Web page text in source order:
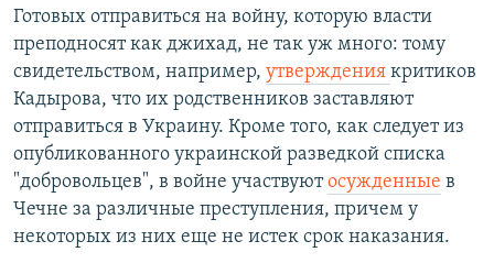
Готовых отправиться на войну, которую власти
преподносят как джихад, не так уж много: тому
свидетельством, например, утверждения критиков
Кадырова, что их родственников заставляют
отправиться в Украину. Кроме того, как следует из
опубликованного украинской разведкой списка
"добровольцев", в войне участвуютосужденные в
Чечне за различные преступления, причем у
некоторых из них еще не истек срок наказания.